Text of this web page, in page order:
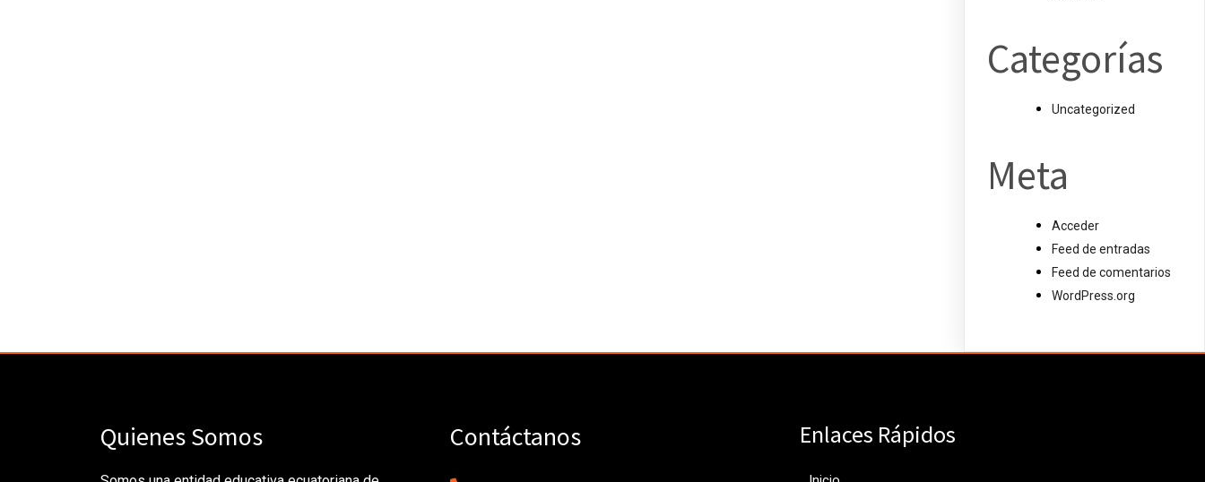
Categorías
Uncategorized
Meta
Acceder
Feed de entradas
Feed de comentarios
WordPress.org
Quienes Somos Contáctanos Enlaces Rápidos